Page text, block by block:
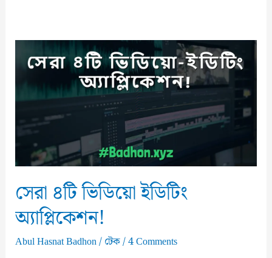
সেরা ৪টি ভিডিয়ো ইডিটিং
অ্যাপ্লিকেশন!
Abul Hasnat Badhon/টেক/4 Comments